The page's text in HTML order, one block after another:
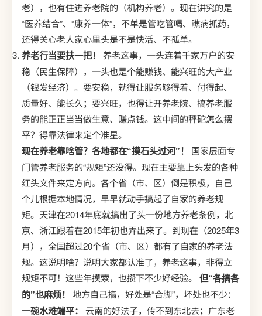
老），也有住进养老院的（机构养老）。现在讲究的是
“医养结合”、“康养一体”，不单是管吃管喝、瞧病抓药，
还得关心老人家心里头是不是快活、不孤单。
养老行当要扶一把！
养老这事，一头连着千家万户的安
稳（民生保障），一头也是个能赚钱、能兴旺的大产业
（银发经济）。要安稳，就得让服务够得着、付得起、
质量好、能长久；要兴旺，也得让开养老院、搞养老服
务的能正正当当做生意、赚点钱。这中间的秤砣怎么摆
平？得靠法律来定个准星。
现在养老靠啥管？各地都在“摸石头过河”！
国家层面专
门管养老服务的“规矩”还没得。现在主要靠上头发的各种
红头文件来定方向。各个省（市、区）倒是积极，自己
个儿根据本地情况，早早就动手搞起了自家的养老规
矩。天津在2014年底就搞出了头一份地方养老条例，北
京、浙江跟着在2015年初也弄出来了。到现在（2025年3
月），全国超过20个省（市、区）都有了自家的养老法
规。这说明啥？说明大家都认准了，养老这事，非得立
规矩不可！这些年摸索，也攒下不少好经验。 但“各搞各
的”也麻烦！
地方自己搞，好处是“合脚”，坏处也不少：
一碗水难端平：
云南的好法子，传不到东北去；广东老